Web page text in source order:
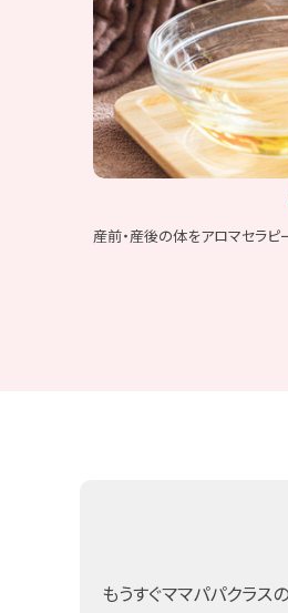
産前・産後の体をアロマセラピ
もうすぐママパパクラス